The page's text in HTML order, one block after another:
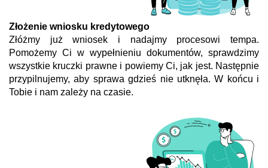
Złożenie wniosku kredytowego
Złóżmy już wniosek i nadajmy procesowi tempa.
Pomożemy Ci w wypełnieniu dokumentów, sprawdzimy
wszystkie kruczki prawne i powiemy Ci, jak jest. Następnie
przypilnujemy, aby sprawa gdzieś nie utknęła. W końcu i
Tobie i nam zależy na czasie.